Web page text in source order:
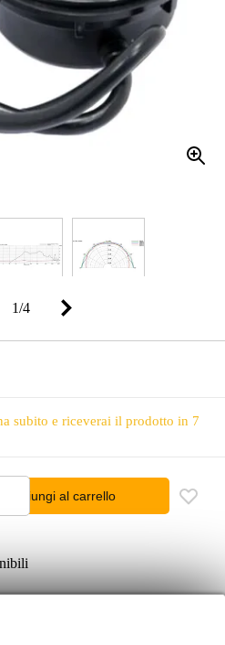
1/4
subito e riceverai il prodotto in 7
Aggiungi al carrello